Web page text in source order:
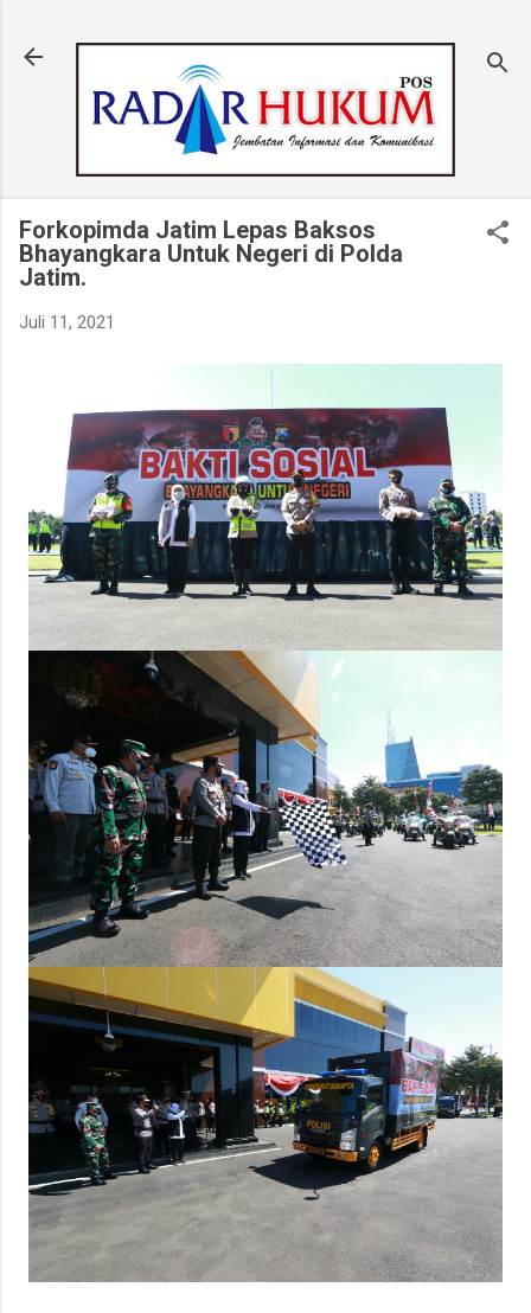
Forkopimda Jatim Lepas Baksos
Bhayangkara Untuk Negeri di Polda
Jatim.
Juli 11, 2021